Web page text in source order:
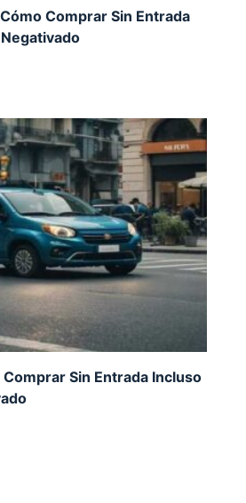
Comprar Sin Entrada
Sin Entrada Incluso